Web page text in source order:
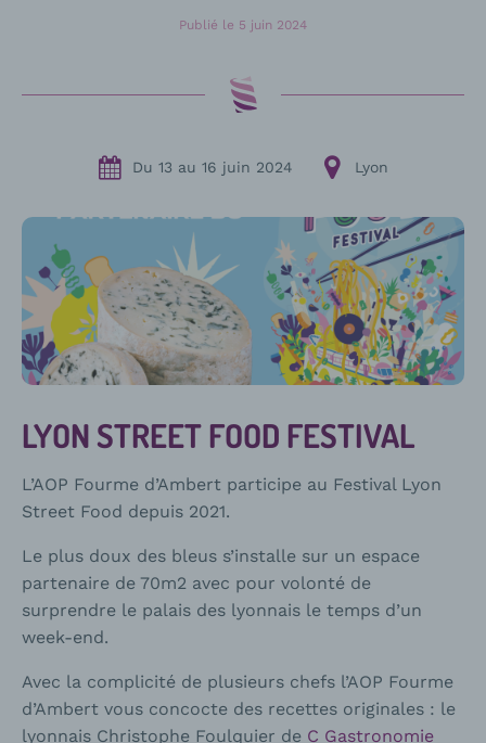
Publié le 5 juin 2024
Du 13 au 16 juin 2024 Lyon
LYON STREET FOOD FESTIVAL
L’AOP Fourme d’Ambert participe au Festival Lyon
Street Food depuis 2021.
Le plus doux des bleus s’installe sur un espace
partenaire de 70m2 avec pour volonté de
surprendre le palais des lyonnais le temps d’un
week-end.
Avec la complicité de plusieurs chefs l’AOP Fourme
d’Ambert vous concocte des recettes originales : le
lyonnais Christophe Foulquier de C Gastronomie